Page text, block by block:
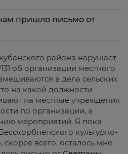
пришло письмо от
района нарушает
об организации местного
в дела сельских
на какой должности
на местные учреждения
по организации, а
мероприятий. Я пока
культурно-
скорее всего, осталось мне